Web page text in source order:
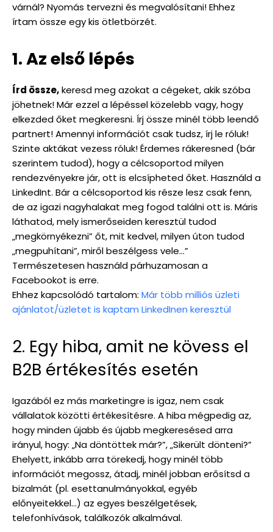
várnál? Nyomás tervezni és megvalósítani! Ehhez
írtam össze egy kis ötletbörzét.
1. Az első lépés
Írd össze,keresd meg azokat a cégeket, akik szóba
jöhetnek! Már ezzel a lépéssel közelebb vagy, hogy
elkezded őket megkeresni. Írj össze minél több leendő
partnert! Amennyi információt csak tudsz, írj le róluk!
Szinte aktákat vezess róluk! Érdemes rákeresned (bár
szerintem tudod), hogy a célcsoportod milyen
rendezvényekre jár, ott is elcsípheted őket. Használd a
LinkedInt. Bár a célcsoportod kis része lesz csak fenn,
de az igazi nagyhalakat meg fogod találni ott is. Máris
láthatod, mely ismerőseiden keresztül tudod
„megkörnyékezni” őt, mit kedvel, milyen úton tudod
„megpuhítani”, miről beszélgess vele…”
Természetesen használd párhuzamosan a
Facebookot is erre.
Ehhez kapcsolódó tartalom: Már több milliós üzleti
ajánlatot/üzletet is kaptam LinkedInen keresztül
2. Egy hiba, amit ne kövess el
B2B értékesítés esetén
Igazából ez más marketingre is igaz, nem csak
vállalatok közötti értékesítésre. A hiba mégpedig az,
hogy minden újabb és újabb megkeresésed arra
irányul, hogy: „Na döntöttek már?”, „Sikerült dönteni?”
Ehelyett, inkább arra törekedj, hogy minél több
információt megossz, átadj, minél jobban erősítsd a
bizalmát (pl. esettanulmányokkal, egyéb
előnyeitekkel…) az egyes beszélgetések,
telefonhívások, találkozók alkalmával.